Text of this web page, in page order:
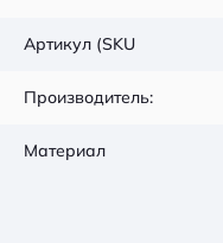
Артикул (SKU
Производитель:
Материал